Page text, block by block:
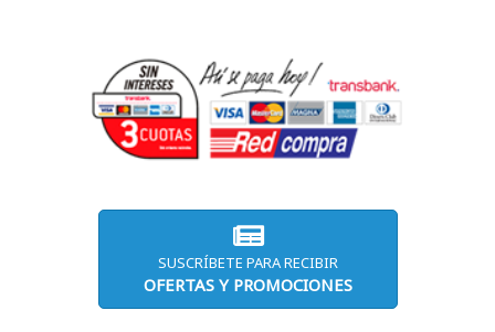
SUSCRÍBETE PARA RECIBIR
OFERTAS Y PROMOCIONES